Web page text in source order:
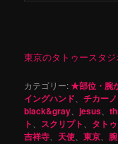
東京のタトゥースタ
カテゴリー:★部位・腕
イングハンド 、チカーノ
black&gray 、jesus 、
ト
スクリプト タト
吉祥寺 天使 、東京 腕